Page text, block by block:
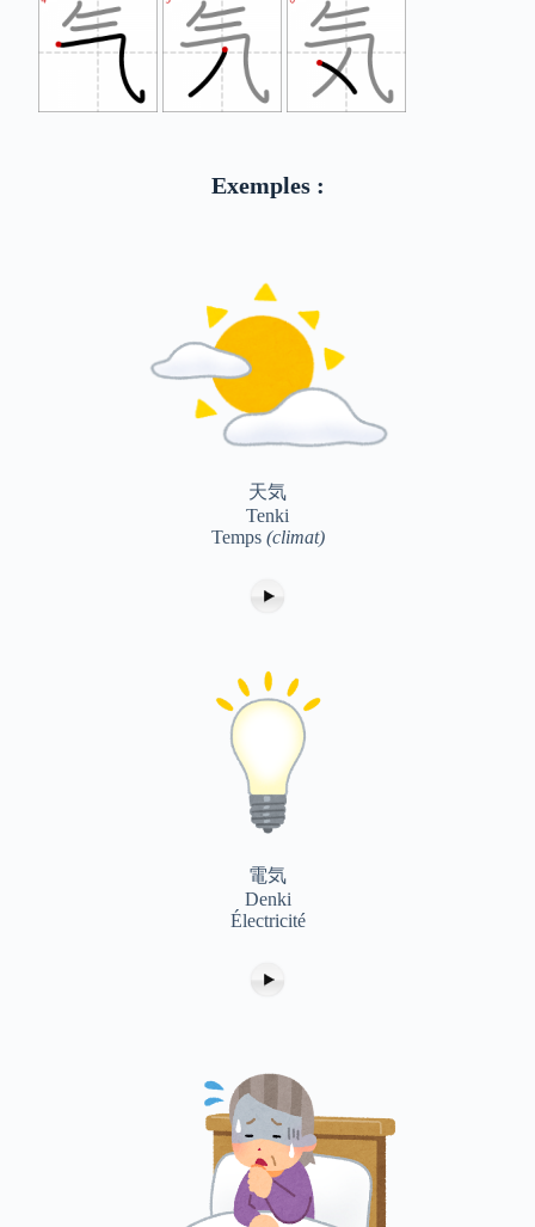
Exemples :
天気
Tenki
Temps (climat)
電気
Denki
Électricité